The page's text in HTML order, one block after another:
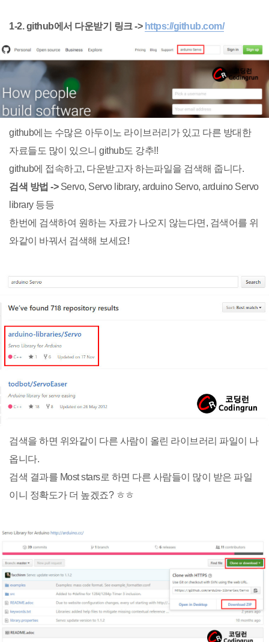
1-2. github에서 다운받기 링크 -> https://github.com/
github에는 수많은 아두이노 라이브러리가 있고 다른 방대한
자료들도 많이 있으니 github도 강추!!
github에 접속하고, 다운받고자 하는파일을 검색해 줍니다.
검색 방법 ->Servo, Servo library, arduino Servo, arduino Servo
library 등등
한번에 검색하여 원하는 자료가 나오지 않는다면, 검색어를 위
와같이 바꿔서 검색해 보세요!
검색을 하면 위와같이 다른 사람이 올린 라이브러리 파일이 나
옵니다.
검색 결과를 Most stars로 하면 다른 사람들이 많이 받은 파일
이니 정확도가 더 높겠죠? ㅎㅎ